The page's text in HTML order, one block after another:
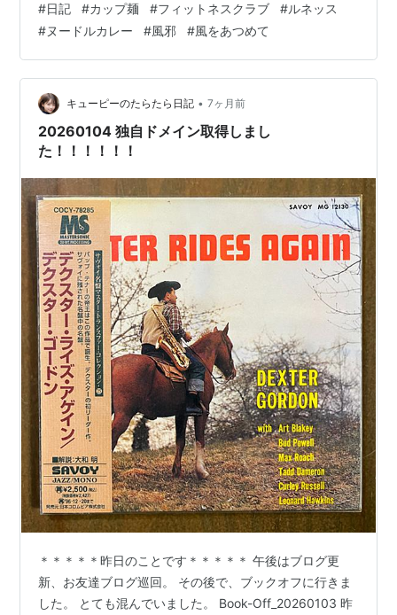
ました。 お客さんが3名お見えになりました。 詳しくは
もう一つのブログに書いています。
kewpielovesyou.com ＊＊＊＊＊今日のお話です＊＊＊
＊＊ 今朝は9時起床。 だんだん9時起きが習慣になって
きました。 まあ、朝早く起きてもすることがないのでえ
えか って思っています…
#日記 #カップ麺 #フィットネスクラブ #ルネッス
#ヌードルカレー #風邪 #風をあつめて
キューピーのたらたら日記 • 7ヶ月前
20260104 独自ドメイン取得しまし
た！！！！！！
＊＊＊＊＊昨日のことです＊＊＊＊＊ 午後はブログ更
新、お友達ブログ巡回。 その後で、ブックオフに行きま
した。 とても混んでいました。 Book-Off_20260103 昨